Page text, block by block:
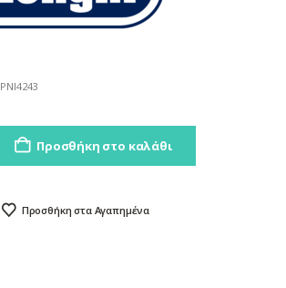
PNI4243
Προσθήκη στο καλάθι
Προσθήκη στα Αγαπημένα